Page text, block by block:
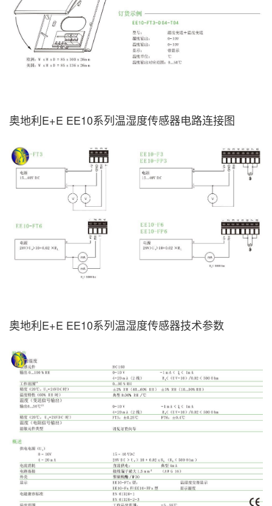
奥地利E+E EE10系列温湿度传感器电路连接图
奥地利E+E EE10系列温湿度传感器技术参数